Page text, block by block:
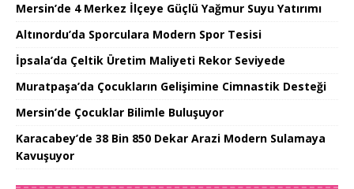
Mersin’de 4 Merkez İlçeye Güçlü Yağmur Suyu Yatırımı
Altınordu’da Sporculara Modern Spor Tesisi
İpsala’da Çeltik Üretim Maliyeti Rekor Seviyede
Muratpaşa’da Çocukların Gelişimine Cimnastik Desteği
Mersin’de Çocuklar Bilimle Buluşuyor
Karacabey’de 38 Bin 850 Dekar Arazi Modern Sulamaya
Kavuşuyor